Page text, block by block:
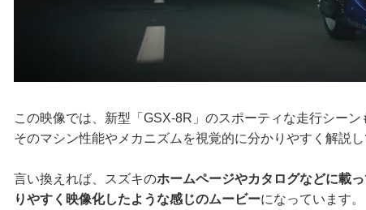
この映像では、新型「GSX-8R」のスポーティな走行シー
そのマシン性能やメカニズムを視覚的に分かりやすく解説し
言い換えれば、スズキのホームページやカタログなどに載
りやすく映像化したような感じのムービーになっています。